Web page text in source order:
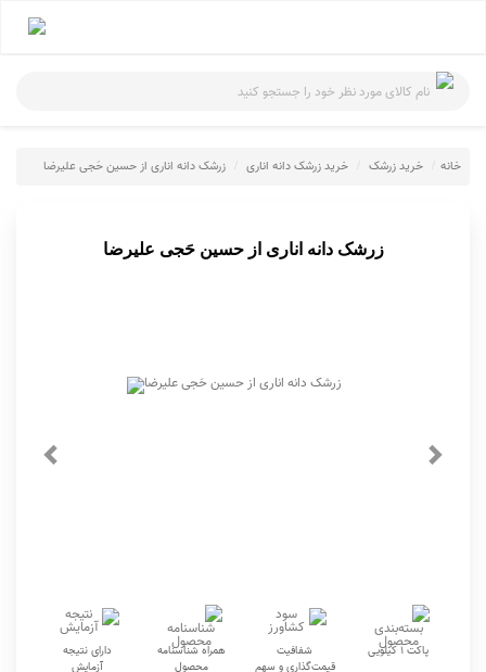
نام کالای مورد نظر خود را جستجو کنید
خانه خرید زرشک خرید زرشک دانه اناری زرشک دانه اناری از حسین حَجی علیرضا
زرشک دانه اناری از حسین حَجی علیرضا
پاکت 1 کیلویى
شفافیت
قیمت‌گذاری و سهم
همراه شناسنامه
محصول
دارای نتیجه
آزمایش